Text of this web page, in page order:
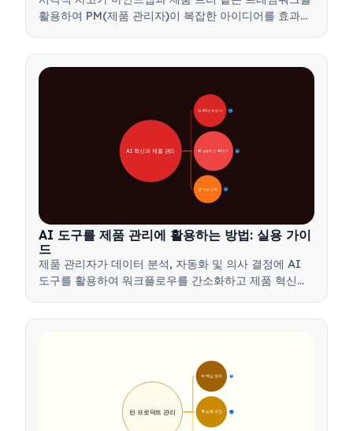
활용하여 PM(제품 관리자)이 복잡한 아이디어를 효과적
🚀 AI 변혁 분야 28
🛠️ 실용적인 AI 도구 31
📋 구현 전략
AI 혁신과 제품 관리
AI 도구를 제품 관리에 활용하는 방법: 실용 가이
드
제품 관리자가 데이터 분석, 자동화 및 의사 결정에 AI
도구를 활용하여 워크플로우를 간소화하고 제품 혁신을
🎯 핵심 원칙 9
🛠️ 실행 과정 12
린 프로덕트 관리